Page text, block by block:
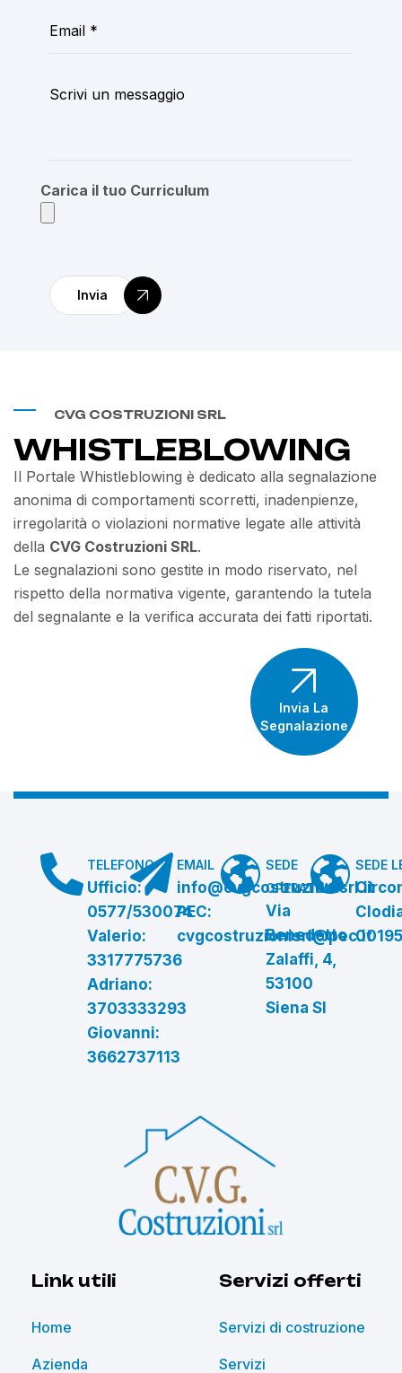
Carica il tuo Curriculum
Invia
CVG COSTRUZIONI SRL
WHISTLEBLOWING
Il Portale Whistleblowing è dedicato alla segnalazione
anonima di comportamenti scorretti, inadenpienze,
irregolarità o violazioni normative legate alle attività
della CVG Costruzioni SRL.
Le segnalazioni sono gestite in modo riservato, nel
rispetto della normativa vigente, garantendo la tutela
del segnalante e la verifica accurata dei fatti riportati.
Invia La
Segnalazione
TELEFONO
Ufficio:
0577/530074
Valerio:
3317775736
Adriano:
3703333293
Giovanni:
3662737113
EMAIL
info@cvgcostruzionisrl.it
PEC:
cvgcostruzionisrl@pec.it
SEDE
OPERATIVA
Via
Benedetto
Zalaffi, 4,
53100
Siena SI
SEDE
Link utili
Home
Azienda
Servizi offerti
Servizi di costruzione
Servizi